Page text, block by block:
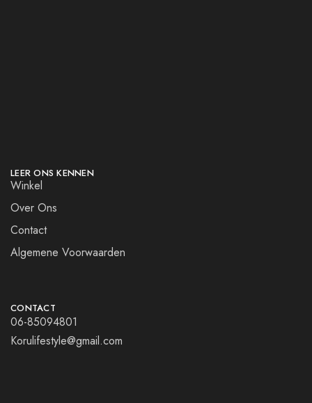
LEER ONS KENNEN
Winkel
Over Ons
Contact
Algemene Voorwaarden
CONTACT
06-85094801
Korulifestyle@gmail.com